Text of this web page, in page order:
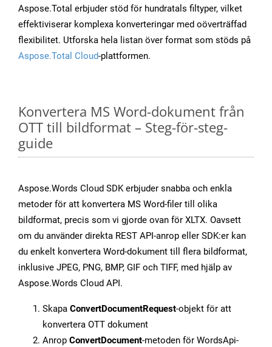
Aspose.Total erbjuder stöd för hundratals filtyper, vilket
effektiviserar komplexa konverteringar med oöverträffad
flexibilitet. Utforska hela listan över format som stöds på
Aspose.Total Cloud-plattformen.
Konvertera MS Word-dokument från
OTT till bildformat – Steg-för-steg-
guide
Aspose.Words Cloud SDK erbjuder snabba och enkla
metoder för att konvertera MS Word-filer till olika
bildformat, precis som vi gjorde ovan för XLTX. Oavsett
om du använder direkta REST API-anrop eller SDK:er kan
du enkelt konvertera Word-dokument till flera bildformat,
inklusive JPEG, PNG, BMP, GIF och TIFF, med hjälp av
Aspose.Words Cloud API.
Skapa ConvertDocumentRequest-objekt för att
konvertera OTT dokument
Anrop ConvertDocument-metoden för WordsApi-